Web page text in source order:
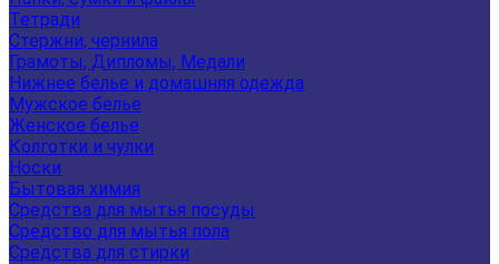
Тетради
Стержни, чернила
Грамоты, Дипломы, Медали
Нижнее белье и домашняя одежда
Мужское белье
Женское белье
Колготки и чулки
Носки
Бытовая химия
Средства для мытья посуды
Средство для мытья пола
Средства для стирки